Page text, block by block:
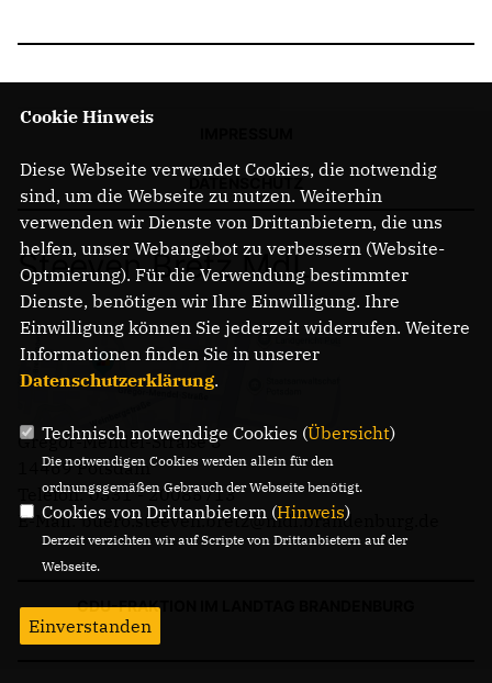
Steeven Bretz MdL
Gregor-Mendel-Straße 3
14469 Potsdam
Telefon: 0331 - 20085713
E-Mail: buero.steeven.bretz@mdl.brandenburg.de
CDU-FRAKTION IM LANDTAG BRANDENBURG
Cookie Hinweis
Diese Webseite verwendet Cookies, die notwendig
sind, um die Webseite zu nutzen. Weiterhin
verwenden wir Dienste von Drittanbietern, die uns
helfen, unser Webangebot zu verbessern (Website-
Optmierung). Für die Verwendung bestimmter
Dienste, benötigen wir Ihre Einwilligung. Ihre
Einwilligung können Sie jederzeit widerrufen. Weitere
Informationen finden Sie in unserer
Datenschutzerklärung.
Technisch notwendige Cookies (Übersicht)
Die notwendigen Cookies werden allein für den
ordnungsgemäßen Gebrauch der Webseite benötigt.
Cookies von Drittanbietern (Hinweis)
Derzeit verzichten wir auf Scripte von Drittanbietern auf der
Webseite.
Einverstanden